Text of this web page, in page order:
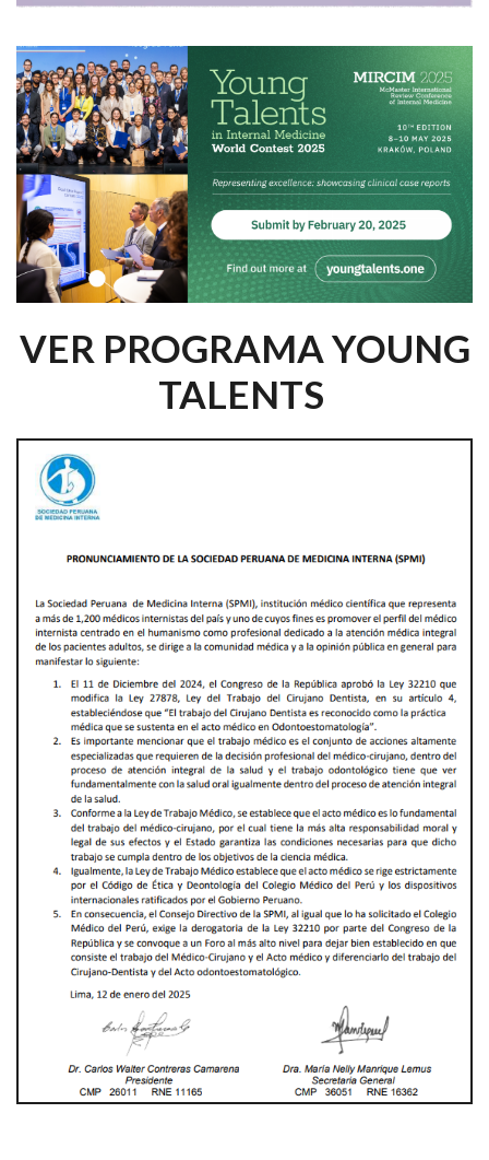
VER PROGRAMA YOUNG
TALENTS